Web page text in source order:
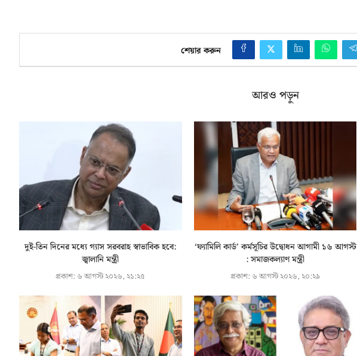
শেয়ার করুন
আরও পড়ুন
দুই-তিন দিনের মধ্যে গ্যাস সরবরাহ স্বাভাবিক হবে:
জ্বালানি মন্ত্রী
প্রকাশ: ৬ আগস্ট ২০২৬, ২১:২৫
‘ফ্যামিলি কার্ড’ কর্মসূচির উদ্বোধন আগামী ১৬ আগস্ট
: সমাজকল্যাণ মন্ত্রী
প্রকাশ: ৬ আগস্ট ২০২৬, ২০:২৯